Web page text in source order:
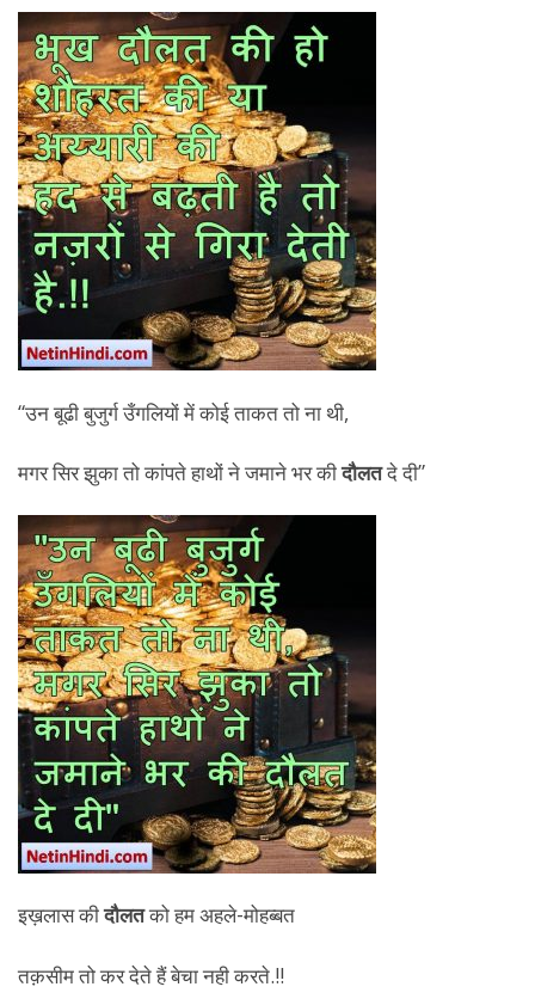
“उन बूढी बुजुर्ग उँगलियों में कोई ताकत तो ना थी,
मगर सिर झुका तो कांपते हाथों ने जमाने भर कीदौलतदे दी”
इख़लास कीदौलतको हम अहले-मोहब्बत
तक़सीम तो कर देते हैं बेचा नही करते.!!